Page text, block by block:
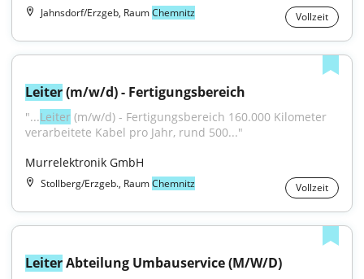
Jahnsdorf/Erzgeb, RaumChemnitz Vollzeit
Leiter (m/w/d) - Fertigungsbereich
"...Leiter (m/w/d) - Fertigungsbereich 160.000 Kilometer
verarbeitete Kabel pro Jahr, rund 500..."
Murrelektronik GmbH
Stollberg/Erzgeb., RaumChemnitz Vollzeit
Leiter Abteilung Umbauservice (M/W/D)